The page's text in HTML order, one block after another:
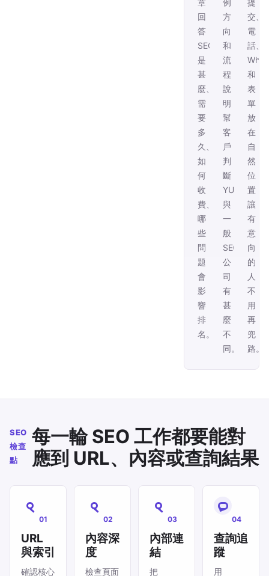
章
回
答
SEO
是
甚
麼、
需
要
多
久、
如
何
收
費、
哪
些
問
題
會
影
響
排
名。
例
方
向
和
流
程
說
明，
幫
客
戶
判
斷
YUSIHK
與
一
般
SEO
公
司
有
甚
麼
不
同。
提
交、
電
話、
和
表
單
放
在
自
然
位
置，
讓
有
意
向
的
人
不
用
再
兜
路。
SEO
檢查
點
每一輪 SEO 工作都要能對
應到 URL、內容或查詢結果
01
URL
與索引
確認核心
02
內容深
度
檢查頁面
03
內部連
結
把
04
查詢追
蹤
用